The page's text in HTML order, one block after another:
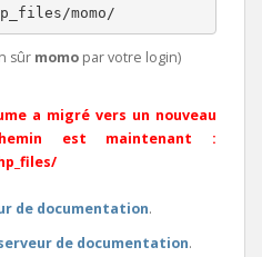
sûr momo par votre login)
a migré vers un nouveau
est maintenant :
de documentation.
de documentation.